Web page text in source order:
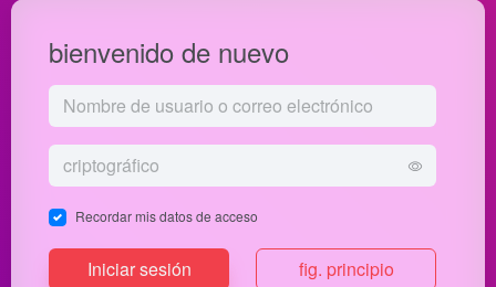
bienvenido de nuevo
Recordar mis datos de acceso
Iniciar sesión fig. principio